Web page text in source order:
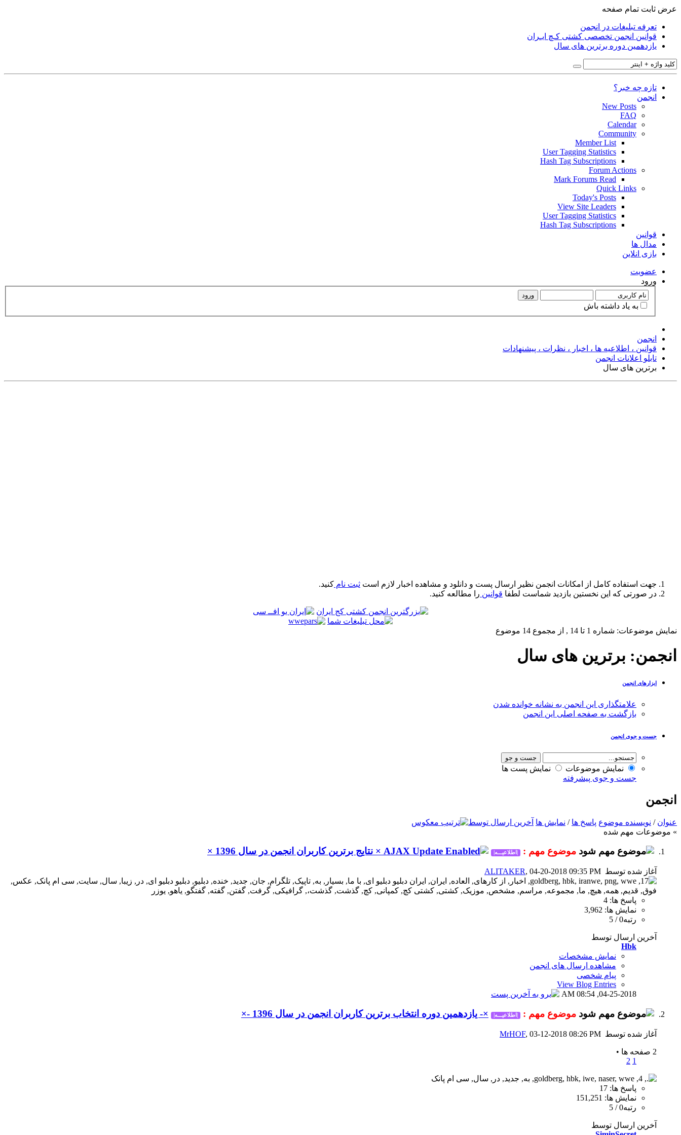
عرض ثابت تمام صفحه
تعرفه تبلیغات در انجمن
قوانین انجمن تخصصی کشتی کـچ ایـران
یازدهمین دوره برترین های سال
تازه چه خبر؟
انجمن
New Posts
FAQ
Calendar
Community
Member List
User Tagging Statistics
Hash Tag Subscriptions
Forum Actions
Mark Forums Read
Quick Links
Today's Posts
View Site Leaders
User Tagging Statistics
Hash Tag Subscriptions
قوانین
مدال ها
بازی انلاین
عضويت
ورود
ورود
به ياد داشته باش
انجمن
قوانین ، اطلاعیه ها ، اخبار ، نظرات ، پیشنهادات
تابلو اعلانات انجمن
برترین های سال
جهت استفاده کامل از امکانات انجمن نظیر ارسال پست و دانلود و مشاهده اخبار لازم است ثبت نام کنید.
در صورتی که این نخستین بازدید شماست لطفا قوانین را مطالعه کنید.
نمایش موضوعات: شماره 1 تا 14 , از مجموع ‍14 موضوع
انجمن: برترین های سال
ابزارهای انجمن
علامتگذاری این انجمن به نشانه خوانده شدن
بازگشت به صفحه اصلی این انجمن
جست و جوی انجمن
نمایش موضوعات
نمایش پست ها
جست و جوی پیشرفته
انجمن
عنوان / نویسنده موضوع پاسخ ها / نمایش ها آخرین ارسال توسط
» موضوعات مهم شده
موضوع مهم : |اطلاعیـــه| × نتایج برترین کاربران انجمن در سال 1396 ×
آغاز شده توسط ALITAKER, 04-20-2018 09:35 PM
پاسخ ها: 4
نمایش ها: 3,962
رتبه0 / 5
آخرین ارسال توسط
Hbk
نمایش مشخصات
مشاهده ارسال های انجمن
پیام شخصی
View Blog Entries
04-25-2018,
08:54 AM
موضوع مهم : |اطلاعیـــه| ×- یازدهمین دوره انتخاب برترین کاربران انجمن در سال 1396 -×
آغاز شده توسط MrHOF, 03-12-2018 08:26 PM
2 صفحه ها
•
1
2
پاسخ ها: 17
نمایش ها: 151,251
رتبه0 / 5
آخرین ارسال توسط